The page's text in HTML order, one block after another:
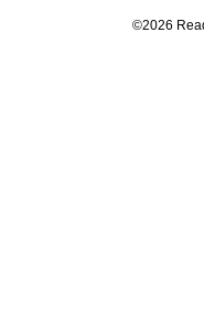
©2026